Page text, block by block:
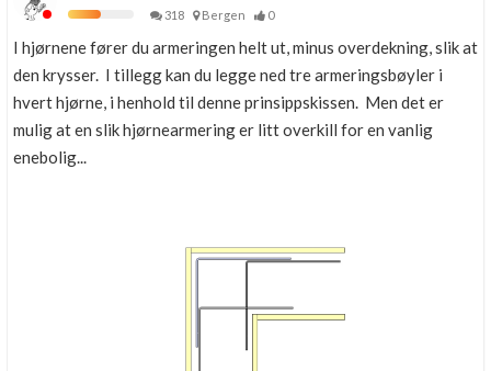
318
Bergen 0
I hjørnene fører du armeringen helt ut, minus overdekning, slik at
den krysser. I tillegg kan du legge ned tre armeringsbøyler i
hvert hjørne, i henhold til denne prinsippskissen. Men det er
mulig at en slik hjørnearmering er litt overkill for en vanlig
enebolig...